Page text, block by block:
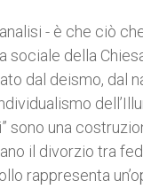
- è che ciò
sociale della
dal deismo, dal
sono una
il divorzio tra
rappresenta